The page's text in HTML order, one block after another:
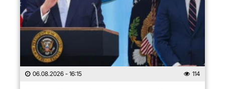
06.08.2026 - 16:15 114